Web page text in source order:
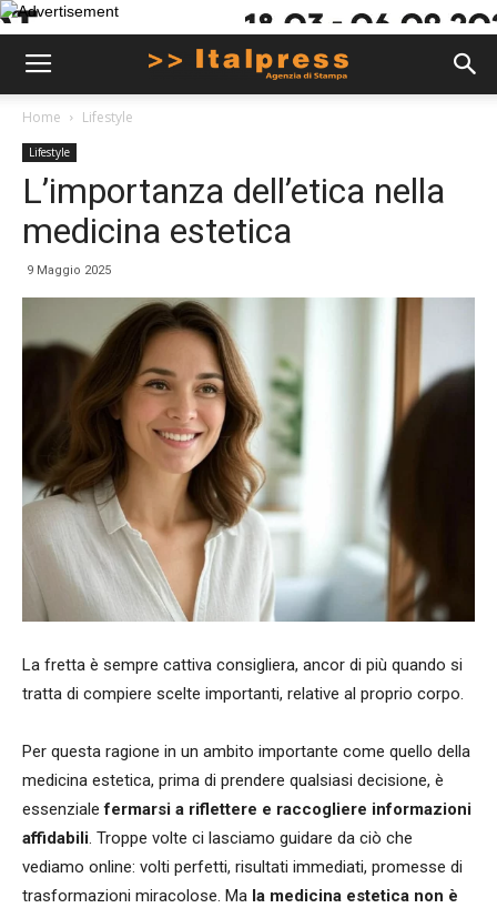
Home Lifestyle
Lifestyle
L’importanza dell’etica nella
medicina estetica
9 Maggio 2025
La fretta è sempre cattiva consigliera, ancor di più quando si
tratta di compiere scelte importanti, relative al proprio corpo.
Per questa ragione in un ambito importante come quello della
medicina estetica, prima di prendere qualsiasi decisione, è
essenzialefermarsi a riflettere e raccogliere informazioni
affidabili. Troppe volte ci lasciamo guidare da ciò che
vediamo online: volti perfetti, risultati immediati, promesse di
trasformazioni miracolose. Ma la medicina estetica non è